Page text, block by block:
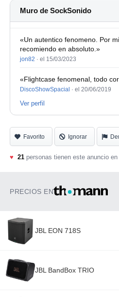
Muro de SockSonido
«Un autentico fenomeno. Por
recomiendo en absoluto.»
jon82 · el 15/03/2023
«Flightcase fenomenal, todo
DiscoShowSpacial · el 20/06/2019
Ver perfil
Favorito Ignorar
♥ 21 personas tienen este anuncio
PRECIOS EN
JBL EON 718S
JBL BandBox TRIO